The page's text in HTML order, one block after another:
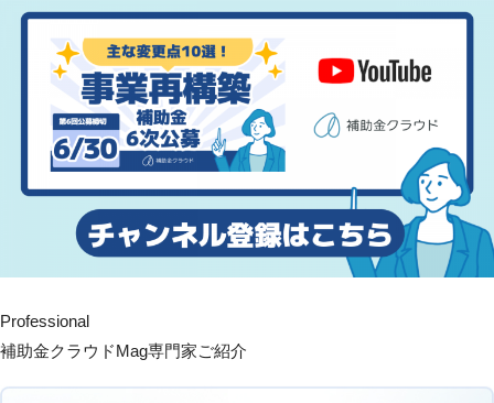
Professional
補助金クラウドMag専門家ご紹介